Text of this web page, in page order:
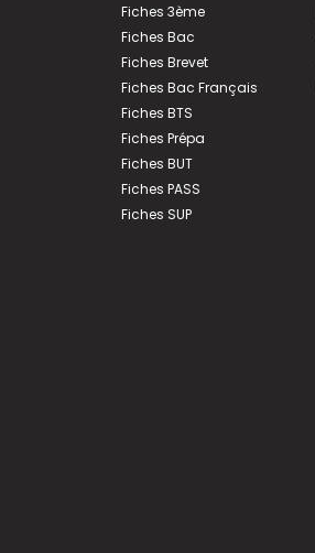
Fiches 3ème
Fiches Bac
Fiches Brevet
Fiches Bac Français
Fiches BTS
Fiches Prépa
Fiches BUT
Fiches PASS
Fiches SUP